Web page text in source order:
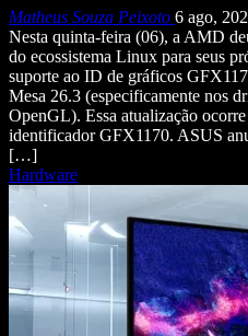
Matheus Souza Peixoto 6 ago,
Nesta quinta-feira (06), a AMD
do ecossistema Linux para seus
suporte ao ID de gráficos
Mesa 26.3 (especificamente nos
OpenGL). Essa atualização
identificador GFX1170. ASUS
[…]
Hardware